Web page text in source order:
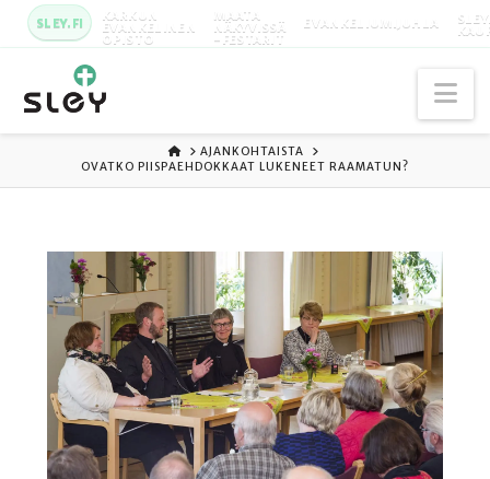
SLEY.FI KARKUN
EVANKELINEN
OPISTO
MAATA
NÄKYVISSÄ
-FESTARIT
EVANKELIUMIJUHLA
ETUSIVU
AJANKOHTAISTA
OVATKO PIISPAEHDOKKAAT LUKENEET RAAMATUN?